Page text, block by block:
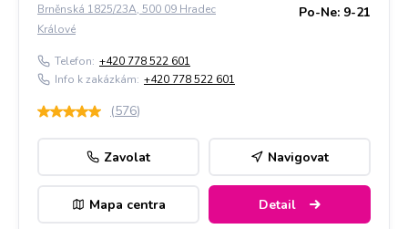
Brněnská 1825/23A, 500 09 Hradec
Králové
Po-Ne: 9-21
Telefon: +420 778 522 601
Info k zakázkám: +420 778 522 601
(576)
Zavolat Navigovat
Mapa centra Detail